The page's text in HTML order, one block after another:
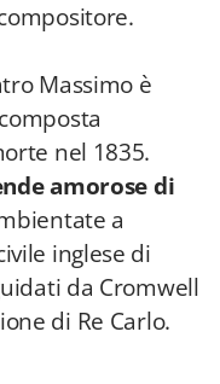
Massimo è
nel 1835.
amorose di
a
inglese di
da Cromwell
di Re Carlo.